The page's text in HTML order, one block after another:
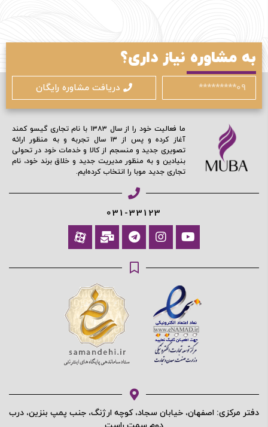
به مشاوره نیاز داری؟
دریافت مشاوره رایگان
ما فعالیت خود را از سال ۱۳۸۳ با نام تجاری گیسو کمند
آغاز کرده و پس از ۱۳ سال تجربه و به منظور ارائه
تصویری جدید و منسجم از کالا و خدمات خود در تحولی
بنیادین و به منظور مدیریت جدید و خلاق برند خود، نام
تجاری جدید موبا را انتخاب کرده‌ایم.
031-33123
دفتر مرکزی: اصفهان، خیابان سجاد، کوچه ارژنگ، جنب پمپ بنزین، درب
با شماره موبایل
مرا به خاطر بسپار
ادامه دهید
آیا هنوز عضو نشده اید؟ اکنون ثبت نام کنید
محافظت شده توسط